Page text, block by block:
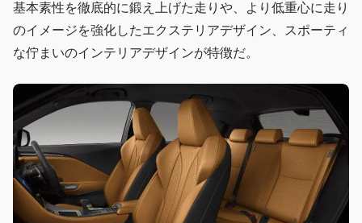
基本素性を徹底的に鍛え上げた走りや、より低重心に走り
のイメージを強化したエクステリアデザイン、スポーティ
な佇まいのインテリアデザインが特徴だ。